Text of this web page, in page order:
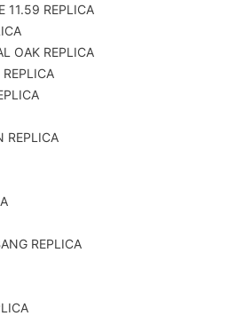
11.59 REPLICA
OAK REPLICA
REPLICA
REPLICA